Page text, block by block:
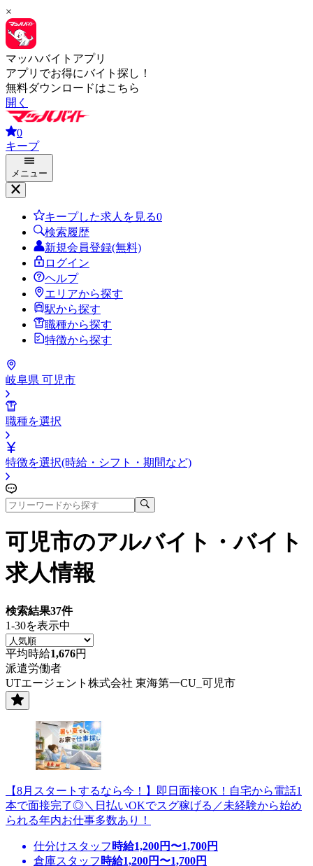
×
マッハバイトアプリ
アプリでお得にバイト探し！
無料ダウンロードはこちら
開く
0
キープ
メニュー
キープした求人を見る0
検索履歴
新規会員登録(無料)
ログイン
ヘルプ
エリアから探す
駅から探す
職種から探す
特徴から探す
岐阜県 可児市
職種を選択
特徴を選択(時給・シフト・期間など)
可児市のアルバイト・バイト
求人情報
検索結果37件
1-30を表示中
平均時給1,676円
派遣労働者
UTエージェント株式会社 東海第一CU_可児市
【8月スタートするなら今！】即日面接OK！自宅から電話1
本で面接完了◎＼日払いOKでスグ稼げる／未経験から始め
られる年内お仕事多数あり！
仕分けスタッフ 時給1,200円〜1,700円
倉庫スタッフ 時給1,200円〜1,700円